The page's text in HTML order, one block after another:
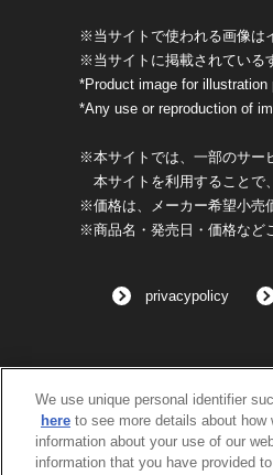
※当サイトで使われる画像は
※当サイトに掲載されている
*Product image for illustration
*Any use or reproduction of
※本サイトでは、一部のサー
本サイトを利用することで
※価格は、メーカー希望小売
※商品名・発売日・価格など
privacypolicy
We use unique personal identifier
here to see more details about
information about your use of our
information that you have provided